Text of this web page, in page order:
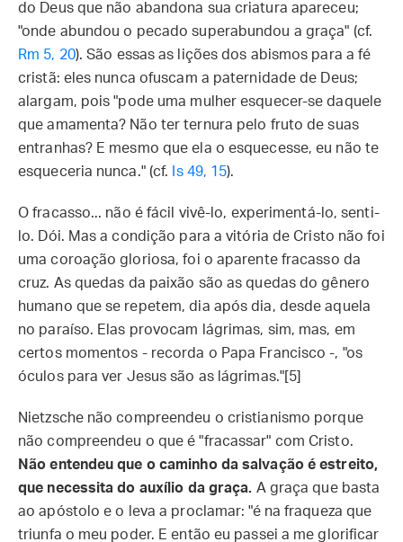
do Deus que não abandona sua criatura apareceu;
"onde abundou o pecado superabundou a graça" (cf.
Rm 5, 20). São essas as lições dos abismos para a fé
cristã: eles nunca ofuscam a paternidade de Deus;
alargam, pois "pode uma mulher esquecer-se daquele
que amamenta? Não ter ternura pelo fruto de suas
entranhas? E mesmo que ela o esquecesse, eu não te
esqueceria nunca." (cf.
Is 49, 15).
O fracasso... não é fácil vivê-lo, experimentá-lo, senti-
lo. Dói. Mas a condição para a vitória de Cristo não foi
uma coroação gloriosa, foi o aparente fracasso da
cruz. As quedas da paixão são as quedas do gênero
humano que se repetem, dia após dia, desde aquela
no paraíso. Elas provocam lágrimas, sim, mas, em
certos momentos - recorda o Papa Francisco -, "os
óculos para ver Jesus são as lágrimas."[5]
Nietzsche não compreendeu o cristianismo porque
não compreendeu o que é "fracassar" com Cristo.
Não entendeu que o caminho da salvação é estreito,
que necessita do auxílio da graça. A graça que basta
ao apóstolo e o leva a proclamar: "é na fraqueza que
triunfa o meu poder. E então eu passei a me glorificar